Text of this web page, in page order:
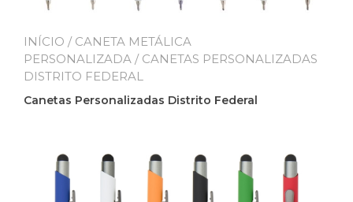
INÍCIO / CANETA METÁLICA
PERSONALIZADA / CANETAS PERSONALIZADAS
DISTRITO FEDERAL
Canetas Personalizadas Distrito Federal